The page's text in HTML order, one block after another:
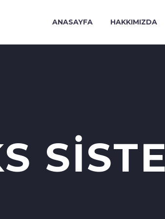
ANASAYFA HAKKIMIZDA